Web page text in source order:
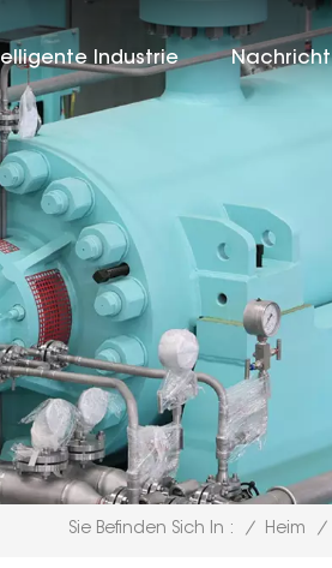
Industrie Nachricht
Sie Befinden Sich In : / Heim /